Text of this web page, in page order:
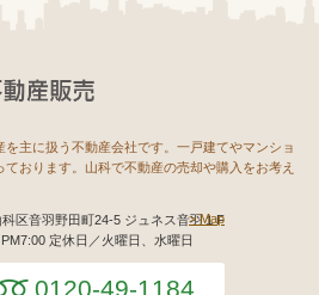
主に扱う不動産会社です。一戸建てやマンショ
おります。山科で不動産の売却や購入をお考え
Map
区音羽野田町24-5 ジュネス音羽１F
定休日／火曜日、水曜日
0120-49-1184